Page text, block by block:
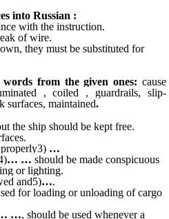
into Russian :
with the instruction.
of wire.
they must be substituted for
from the given ones: cause
, coiled , guardrails, slip-
surfaces, maintained.
the ship should be kept free.
…
… … should be made conspicuous
or lighting.
and5)….
for loading or unloading of cargo
…, should be used whenever a